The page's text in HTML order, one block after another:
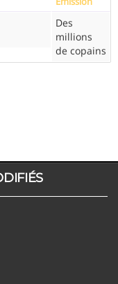
Des
millions
de copains